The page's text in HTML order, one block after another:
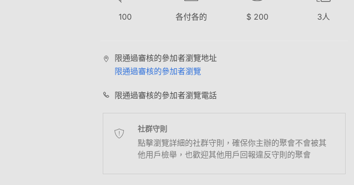
100 各付各的 $ 200 3人
限通過審核的參加者瀏覽地址
限通過審核的參加者瀏覽
限通過審核的參加者瀏覽電話
社群守則
點擊瀏覽詳細的社群守則，確保你主辦的聚會不會被其
他用戶檢舉，也歡迎其他用戶回報違反守則的聚會